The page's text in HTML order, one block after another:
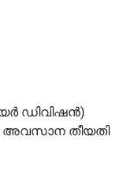
ഡിവിഷന്‍)
അവസാന തീയതി